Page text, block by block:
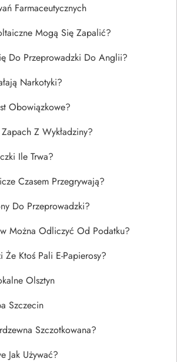
Farmaceutycznych
Mogą Się Zapalić?
Do Przeprowadzki Do Anglii?
Narkotyki?
Obowiązkowe?
Z Wykładziny?
Ile Trwa?
Czasem Przegrywają?
Do Przeprowadzki?
Można Odliczyć Od Podatku?
Ktoś Pali E-Papierosy?
Olsztyn
Szczecin
Szczotkowana?
Jak Używać?